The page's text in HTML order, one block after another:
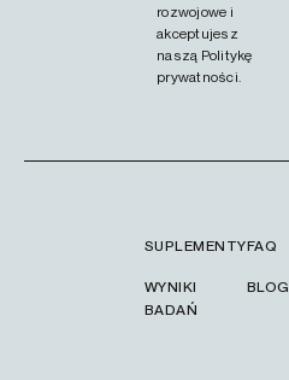
rozwojowe i
akceptujesz
naszą Politykę
prywatności.
SUPLEMENTY
WYNIKI
BADAŃ
FAQ
BLOG